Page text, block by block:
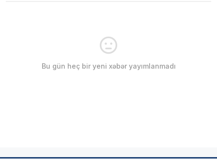
Bu gün heç bir yeni xəbər yayımlanmadı